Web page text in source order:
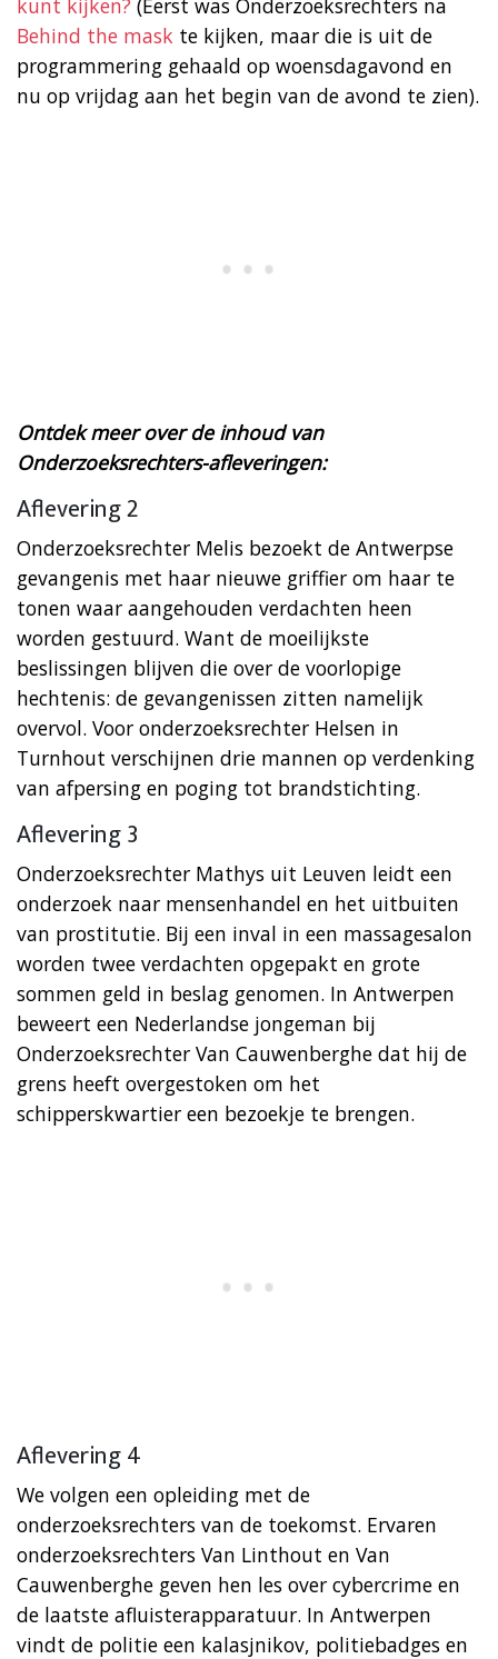
Behind the mask te kijken, maar die is uit de
programmering gehaald op woensdagavond en
nu op vrijdag aan het begin van de avond te zien).
Ontdek meer over de inhoud van
Onderzoeksrechters-afleveringen:
Aflevering 2
Onderzoeksrechter Melis bezoekt de Antwerpse
gevangenis met haar nieuwe griffier om haar te
tonen waar aangehouden verdachten heen
worden gestuurd. Want de moeilijkste
beslissingen blijven die over de voorlopige
hechtenis: de gevangenissen zitten namelijk
overvol. Voor onderzoeksrechter Helsen in
Turnhout verschijnen drie mannen op verdenking
van afpersing en poging tot brandstichting.
Aflevering 3
Onderzoeksrechter Mathys uit Leuven leidt een
onderzoek naar mensenhandel en het uitbuiten
van prostitutie. Bij een inval in een massagesalon
worden twee verdachten opgepakt en grote
sommen geld in beslag genomen. In Antwerpen
beweert een Nederlandse jongeman bij
Onderzoeksrechter Van Cauwenberghe dat hij de
grens heeft overgestoken om het
schipperskwartier een bezoekje te brengen.
Aflevering 4
We volgen een opleiding met de
onderzoeksrechters van de toekomst. Ervaren
onderzoeksrechters Van Linthout en Van
Cauwenberghe geven hen les over cybercrime en
de laatste afluisterapparatuur. In Antwerpen
vindt de politie een kalasjnikov, politiebadges en